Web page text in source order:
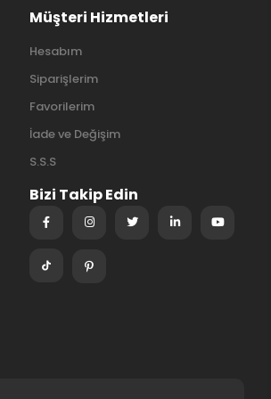
Müşteri Hizmetleri
Hesabım
Siparişlerim
Favorilerim
İade ve Değişim
S.S.S
Bizi Takip Edin